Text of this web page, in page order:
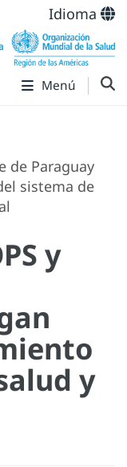
Idioma
Menú
de Paraguay
sistema de
y
y